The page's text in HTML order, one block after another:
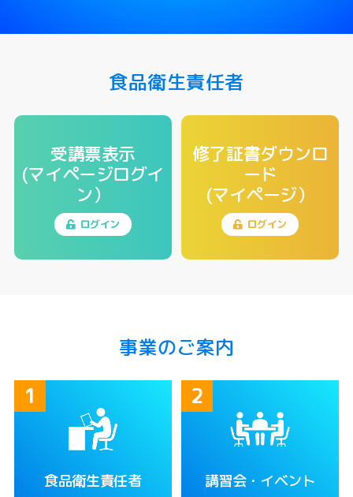
食品衛生責任者
受講票表示
(マイページログイ
ン）
ログイン
修了証書ダウンロ
ード
(マイページ）
ログイン
事業のご案内
食品衛生責任者 講習会・イベント